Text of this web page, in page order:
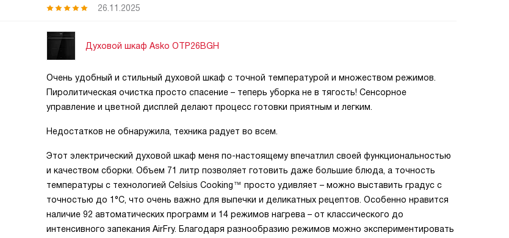
26.11.2025
Духовой шкаф Asko OTP26BGH
Очень удобный и стильный духовой шкаф с точной температурой и множеством режимов.
Пиролитическая очистка просто спасение – теперь уборка не в тягость! Сенсорное
управление и цветной дисплей делают процесс готовки приятным и легким.
Недостатков не обнаружила, техника радует во всем.
Этот электрический духовой шкаф меня по-настоящему впечатлил своей функциональностью
и качеством сборки. Объем 71 литр позволяет готовить даже большие блюда, а точность
температуры с технологией Celsius Cooking™ просто удивляет – можно выставить градус с
точностью до 1°С, что очень важно для выпечки и деликатных рецептов. Особенно нравится
наличие 92 автоматических программ и 14 режимов нагрева – от классического до
интенсивного запекания AirFry. Благодаря разнообразию режимов можно экспериментировать